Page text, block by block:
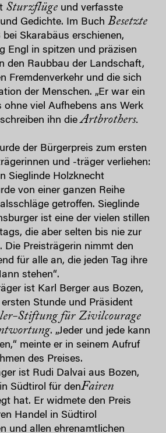
Sturzflüge und verfasste
Gedichte. Im Buch Besetzte
bei Skarabäus erschienen,
Engl in spitzen und präzisen
den Raubbau der Landschaft,
Fremdenverkehr und die sich
der Menschen. „Er war ein
ohne viel Aufhebens ans Werk
ihn dieArtbrothers.
der Bürgerpreis zum ersten
und -träger verliehen:
Sieglinde Holzknecht
von einer ganzen Reihe
getroffen. Sieglinde
ist eine der vielen stillen
die aber selten bis nie zur
Die Preisträgerin nimmt den
für alle an, die jeden Tag ihre
stehen“.
ist Karl Berger aus Bozen,
Stunde und Präsident
Stiftung für Zivilcourage
. „Jeder und jede kann
meinte er in seinem Aufruf
des Preises.
ist Rudi Dalvai aus Bozen,
Südtirol für denFairen
hat. Er widmete den Preis
Handel in Südtirol
und allen ehrenamtlichen